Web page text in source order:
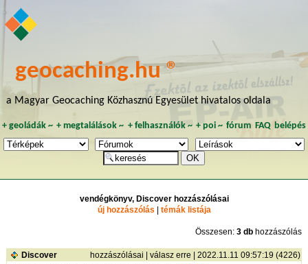
geocaching.hu ®
a Magyar Geocaching Közhasznú Egyesület hivatalos oldala
+ geoládák~ +megtalálások ~ + felhasználók~ + poi~ fórum FAQ belépés
vendégkönyv, Discover hozzászólásai
új hozzászólás | témák listája
Összesen:3 db hozzászólás
Discover hozzászólásai |válasz erre | 2022.11.11 09:57:19 (4226)